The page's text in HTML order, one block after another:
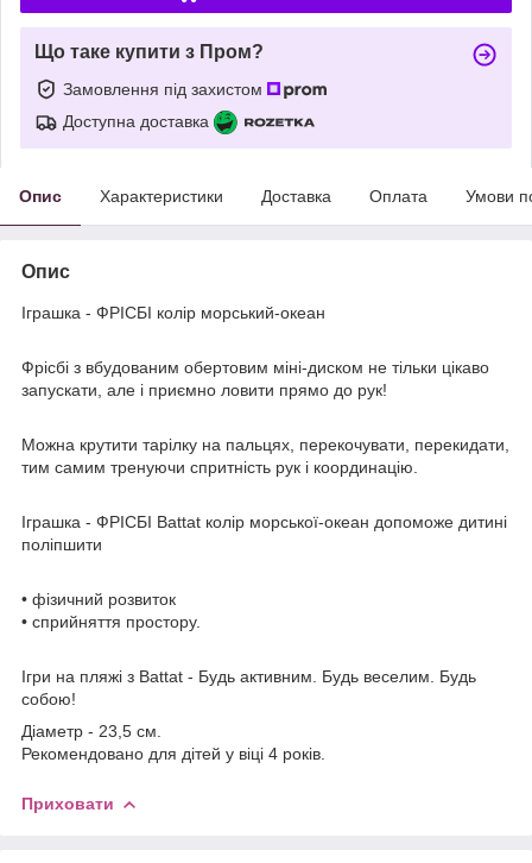
Що таке купити з Пром?
Замовлення під захистом
Доступна доставка
Опис Характеристики Доставка Оплата Умови
Опис
Іграшка - ФРІСБІ колір морський-океан
Фрісбі з вбудованим обертовим міні-диском не тільки цікаво
запускати, але і приємно ловити прямо до рук!
Можна крутити тарілку на пальцях, перекочувати, перекидати,
тим самим тренуючи спритність рук і координацію.
Іграшка - ФРІСБІ Battat колір морської-океан допоможе дитині
поліпшити
• фізичний розвиток
• сприйняття простору.
Ігри на пляжі з Battat - Будь активним. Будь веселим. Будь
собою!
Діаметр - 23,5 см.
Рекомендовано для дітей у віці 4 років.
Приховати